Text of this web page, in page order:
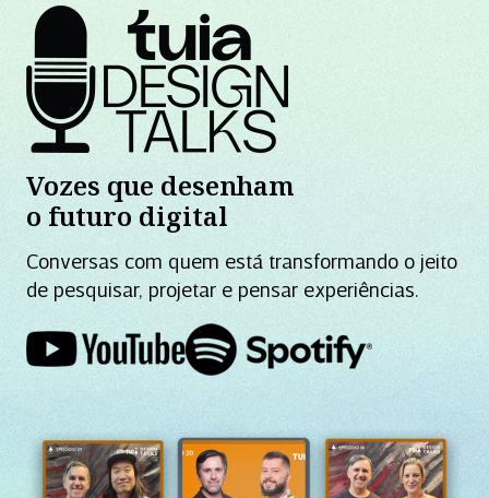
Vozes que desenham
o futuro digital
Conversas com quem está transformando o jeito
de pesquisar, projetar e pensar experiências.